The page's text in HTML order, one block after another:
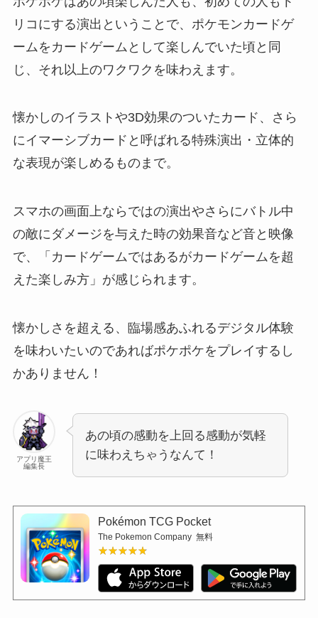
リコにする演出ということで、ポケモンカードゲ
ームをカードゲームとして楽しんでいた頃と同
じ、それ以上のワクワクを味わえます。
懐かしのイラストや3D効果のついたカード、さら
にイマーシブカードと呼ばれる特殊演出・立体的
な表現が楽しめるものまで。
スマホの画面上ならではの演出やさらにバトル中
の敵にダメージを与えた時の効果音など音と映像
で、「カードゲームではあるがカードゲームを超
えた楽しみ方」が感じられます。
懐かしさを超える、臨場感あふれるデジタル体験
を味わいたいのであればポケポケをプレイするし
かありません！
アプリ魔王
編集長
あの頃の感動を上回る感動が気軽
に味わえちゃうなんて！
Pokémon TCG Pocket
The Pokemon Company 無料
★★★★★
★★★★★